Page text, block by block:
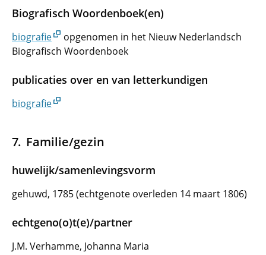
Biografisch Woordenboek(en)
biografie
opgenomen in het Nieuw Nederlandsch
Biografisch Woordenboek
publicaties over en van letterkundigen
biografie
Familie/gezin
huwelijk/samenlevingsvorm
gehuwd, 1785 (echtgenote overleden 14 maart 1806)
echtgeno(o)t(e)/partner
J.M. Verhamme, Johanna Maria